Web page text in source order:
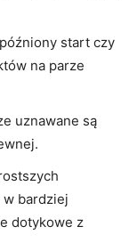
start czy
na parze
uznawane są
w bardziej
dotykowe z